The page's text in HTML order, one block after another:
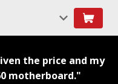
the price and my
motherboard."